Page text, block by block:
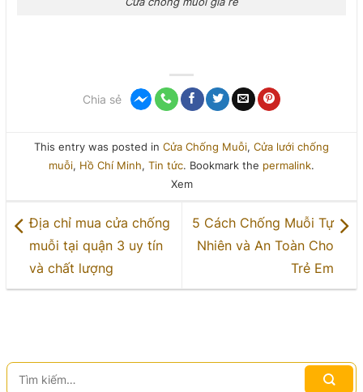
Chia sẻ
This entry was posted in Cửa Chống Muỗi, Cửa lưới chống
muỗi, Hồ Chí Minh, Tin tức. Bookmark the permalink.
Xem
Địa chỉ mua cửa chống
muỗi tại quận 3 uy tín
và chất lượng
5 Cách Chống Muỗi Tự
Nhiên và An Toàn Cho
Trẻ Em